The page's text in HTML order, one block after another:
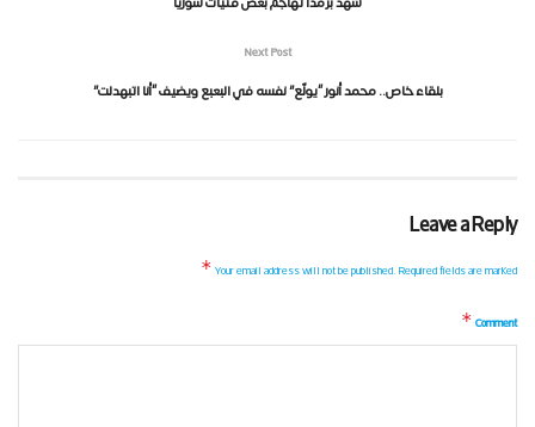
Next Post
بلقاء خاص.. محمد أنور “يولّع” نفسه في البعبع ويضيف “أنا اتبهدلت”
Leave a Reply
Your email address will not be published.Required fields are marked
*
Comment
*